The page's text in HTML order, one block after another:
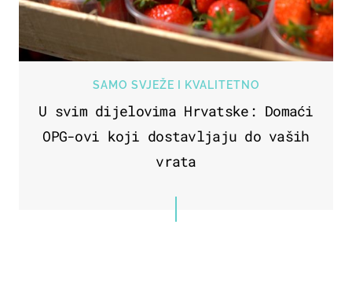
SAMO SVJEŽE I KVALITETNO
U svim dijelovima Hrvatske: Domaći
OPG-ovi koji dostavljaju do vaših
vrata